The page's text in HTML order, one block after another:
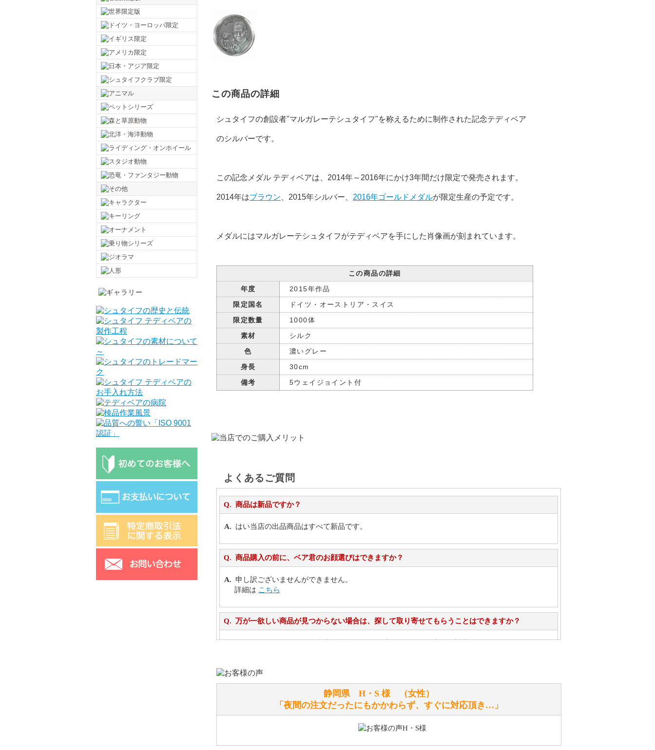
この商品の詳細
シュタイフの創設者"マルガレーテシュタイフ"を称えるために制作された記念テディベア
のシルバーです。
この記念メダル テディベアは、2014年～2016年にかけ3年間だけ限定で発売されます。
2014年はブラウン 、2015年シルバー、 2016年ゴールドメダルが限定生産の予定です。
メダルにはマルガレーテシュタイフがテディベアを手にした肖像画が刻まれています。
この商品の詳細
年度
2015年作品
限定国名
ドイツ・オーストリア・スイス
限定数量
1000体
素材
シルク
色
濃いグレー
身長
30cm
備考
5ウェイジョイント付
よくあるご質問
商品は新品ですか？
はい当店の出品商品はすべて新品です。
商品購入の前に、ベア君のお顔選びはできますか？
申し訳ございませんができません。
詳細は こちら
万が一欲しい商品が見つからない場合は、探して取り寄せてもらうことはできますか？
シュタイフのぬいぐるみは洗濯できますか？ ぬいぐるみのお手入れ方法を教えてください。
洗濯できるのとできないのがあります。
こちらをご覧ください。
静岡県 H・S 様 （女性）
「夜間の注文だったにもかかわらず、すぐに対応頂き…」